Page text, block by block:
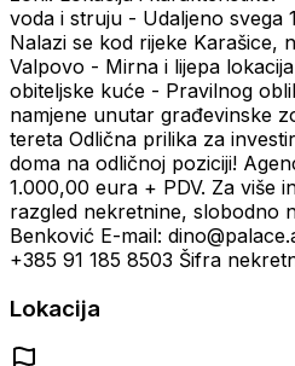
voda i struju - Udaljeno svega
Nalazi se kod rijeke Karašice,
Valpovo - Mirna i lijepa
obiteljske kuće - Pravilnog
namjene unutar građevinske
tereta Odlična prilika za
doma na odličnoj poziciji!
1.000,00 eura + PDV. Za više
razgled nekretnine, slobodno
Benković E-mail:
+385 91 185 8503 Šifra
Lokacija